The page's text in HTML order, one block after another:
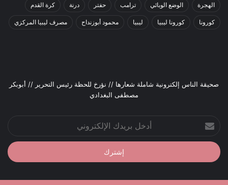
الهجرة الوضع الوبائي ترامب حفتر درنة كرة القدم
كورونا كورونا ليبيا ليبيا محمود أبوزنداح مصرف ليبيا المركزي
صحيقة الناس إلكترونية شاملة شعارها // نؤرخ للحظة رئيس التحرير // أبوبكر
مصطفى البغدادي
بريدك
الإلكتروني